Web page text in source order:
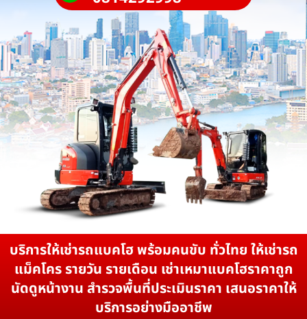
บริการให้เช่ารถแบคโฮ พร้อมคนขับ ทั่วไทย ให้เช่ารถ
แม็คโคร รายวัน รายเดือน เช่าเหมาแบคโฮราคาถูก
นัดดูหน้างาน สำรวจพื้นที่ประเมินราคา เสนอราคาให้
บริการอย่างมืออาชีพ